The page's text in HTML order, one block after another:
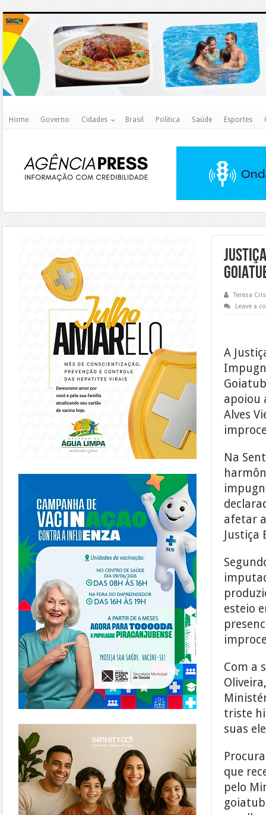
Home Governo Cidades Brasil Politica Saúde Esportes
Teresa
Leave a
A
apoiou
Alves
Na
afetar
Justiça
esteio
Com a
triste
suas
que
pelo
https://piracanjuba.go.gov.br/
https://www.infinitygo.com.br/